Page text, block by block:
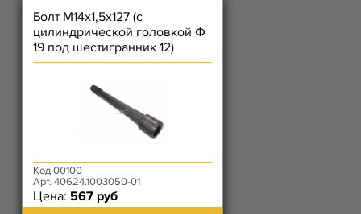
Болт М14х1,5х127 (с
цилиндрической головкой Ф
19 под шестигранник 12)
головки цилиндров ЕВРО-3
Код 00100
Арт. 40624.1003050-01
Цена: 567 руб